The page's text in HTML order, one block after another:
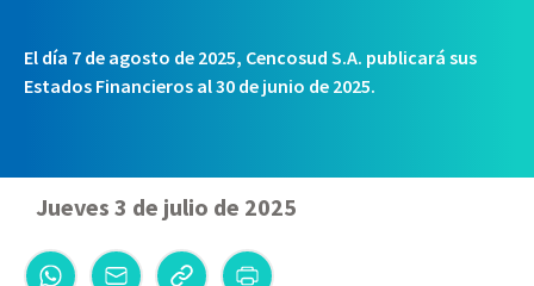
El día 7 de agosto de 2025, Cencosud S.A. publicará sus
Estados Financieros al 30 de junio de 2025.
Jueves 3 de julio de 2025